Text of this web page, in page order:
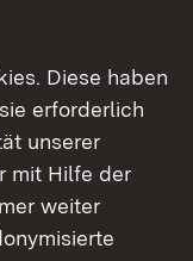
/
geplant
Diese haben
erforderlich
unserer
mit Hilfe der
weiter